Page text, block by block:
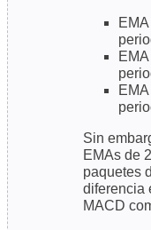
Sin
EMAs de
paquetes
diferencia
MACD